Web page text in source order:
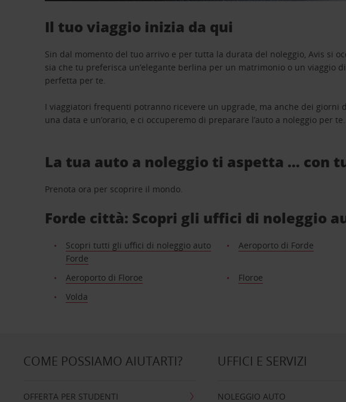
Il tuo viaggio inizia da qui
Sin dal momento del tuo arrivo e per tutta la durata del noleggio, Avis si
sia che tu preferisca un’elegante berlina per un matrimonio o un viaggio
perfetta per te.
I viaggiatori frequenti potranno ricevere un upgrade, ma anche dei
una data e un’orario, e ci occuperemo di preparare l’auto a noleggio per te.
La tua auto a noleggio ti aspetta … con
Prenota ora per scoprire il mondo.
Forde città: Scopri gli uffici di noleggio
Scopri tutti gli uffici di noleggio auto
Forde
Aeroporto di Forde
Aeroporto di Floroe Floroe
Volda
COME POSSIAMO AIUTARTI?
OFFERTA PER STUDENTI
UFFICI E SERVIZI
NOLEGGIO AUTO